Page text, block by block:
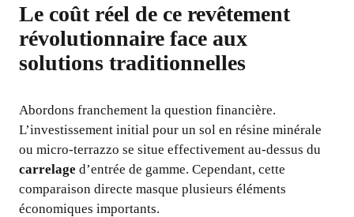
Le coût réel de ce revêtement
révolutionnaire face aux
solutions traditionnelles
Abordons franchement la question financière.
L’investissement initial pour un sol en résine minérale
ou micro-terrazzo se situe effectivement au-dessus du
carrelage d’entrée de gamme. Cependant, cette
comparaison directe masque plusieurs éléments
économiques importants.